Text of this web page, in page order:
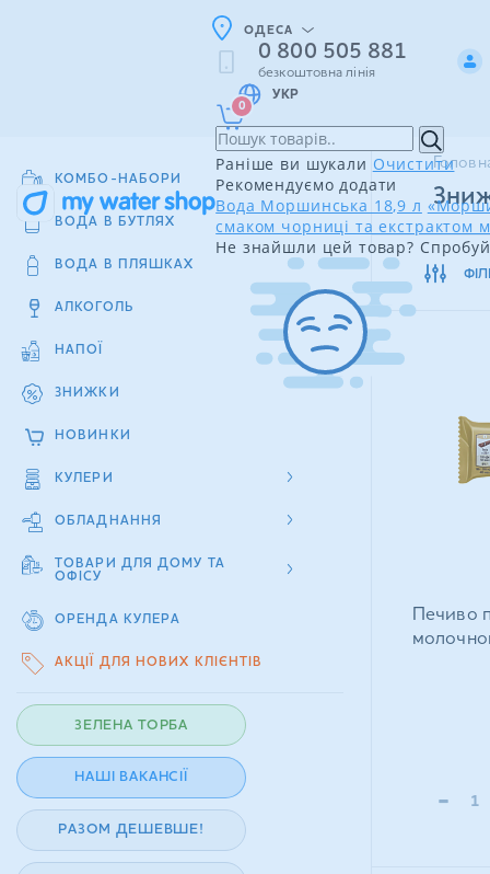
ОДЕСА
0 800 505 881
безкоштовна лінія
УКР
0
Раніше ви шукали Очистити
Рекомендуємо додати
Вода Моршинська 18,9 л
смаком чорниці та екстрактом
Не знайшли цей товар?
КОМБО-НАБОРИ
ВОДА В БУТЛЯХ
ВОДА В ПЛЯШКАХ
АЛКОГОЛЬ
НАПОЇ
ЗНИЖКИ
НОВИНКИ
КУЛЕРИ
ОБЛАДНАННЯ
ТОВАРИ ДЛЯ ДОМУ ТА
ОФІСУ
ОРЕНДА КУЛЕРА
АКЦІЇ ДЛЯ НОВИХ КЛІЄНТІВ
ЗЕЛЕНА ТОРБА
НАШІ ВАКАНСІЇ
РАЗОМ ДЕШЕВШЕ!
Печиво
-